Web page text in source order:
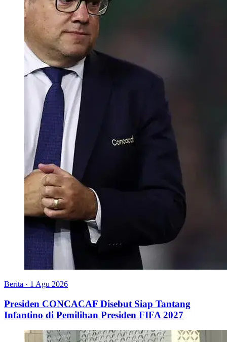
Berita · 1 Agu 2026
Presiden CONCACAF Disebut Siap Tantang
Infantino di Pemilihan Presiden FIFA 2027